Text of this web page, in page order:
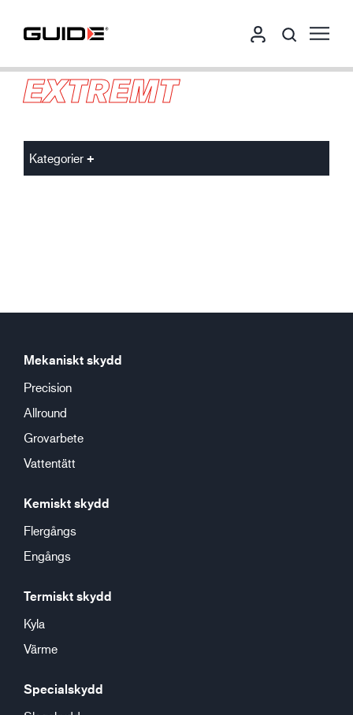
EXTREMT
Kategorier
Mekaniskt skydd
Precision
Allround
Grovarbete
Vattentätt
Kemiskt skydd
Flergångs
Engångs
Termiskt skydd
Kyla
Värme
Specialskydd